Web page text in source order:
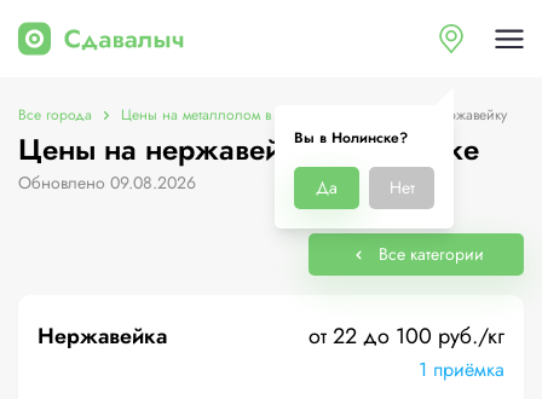
Вы в Нолинске?
Да Нет
Все города Цены на металлолом в Нолинске Цены на нержавейку
Цены на нержавейку в Нолинске
Обновлено 09.08.2026
Все категории
Нержавейка от 22 до 100 руб./кг
1 приёмка